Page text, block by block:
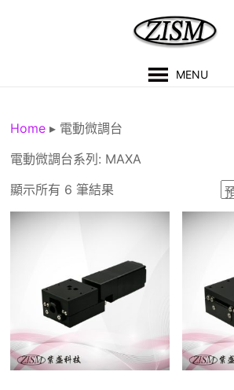
科
技
有
限
術
支
援
MENU
Home ▸ 電動微調台
電動微調台系列: MAXA
顯示所有 6 筆結果